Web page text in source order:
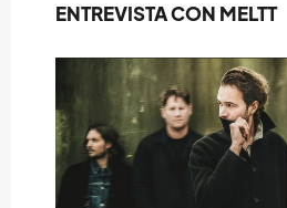
ENTREVISTA CON MELTT